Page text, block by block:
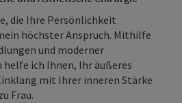
die Ihre Persönlichkeit
höchster Anspruch. Mithilfe
und moderner
ich Ihnen, Ihr äußeres
mit Ihrer inneren Stärke
Frau.